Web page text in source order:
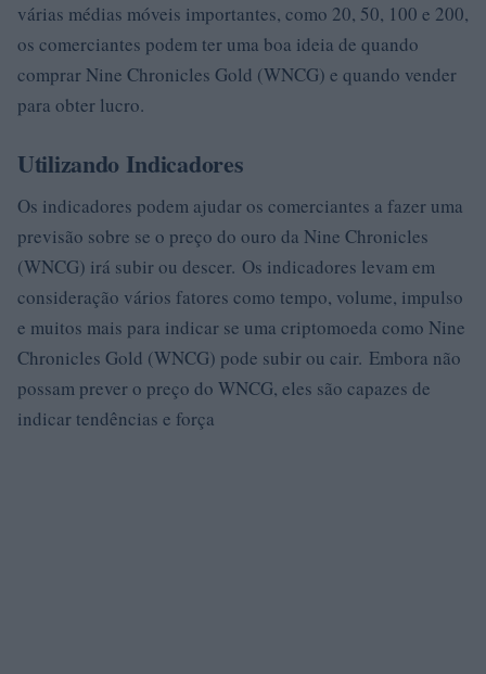
várias médias móveis importantes, como 20, 50, 100 e 200,
os comerciantes podem ter uma boa ideia de quando
comprar Nine Chronicles Gold (WNCG) e quando vender
para obter lucro.
Utilizando Indicadores
Os indicadores podem ajudar os comerciantes a fazer uma
previsão sobre se o preço do ouro da Nine Chronicles
(WNCG) irá subir ou descer. Os indicadores levam em
consideração vários fatores como tempo, volume, impulso
e muitos mais para indicar se uma criptomoeda como Nine
Chronicles Gold (WNCG) pode subir ou cair. Embora não
possam prever o preço do WNCG, eles são capazes de
indicar tendências e força